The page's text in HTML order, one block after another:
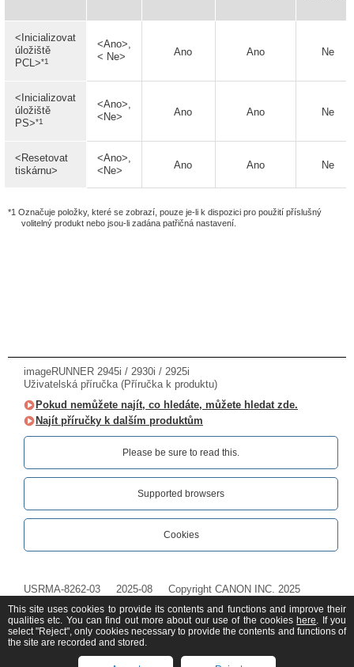
<Inicializovat
úložiště
PCL>*1
<Ano>,
< Ne>
Ano Ano Ne
<Inicializovat
úložiště
PS>*1
<Ano>,
<Ne>
Ano Ano Ne
<Resetovat
tiskárnu>
<Ano>,
<Ne>
Ano Ano Ne
*1 Označuje položky, které se zobrazí, pouze je-li k dispozici pro použití příslušný
volitelný produkt nebo jsou-li zadána patřičná nastavení.
imageRUNNER 2945i / 2930i / 2925i
Uživatelská příručka (Příručka k produktu)
Pokud nemůžete najít, co hledáte, můžete hledat zde.
Najít příručky k dalším produktům
Please be sure to read this.‎
Supported browsers
Cookies
USRMA-8262-03 2025-08 Copyright CANON INC. 2025
This site uses cookies to provide its contents and functions and improve their
qualities etc. You can find out more about our use of the cookies here. If you
select "Reject", only cookies necessary to provide the contents and functions of
the site are recorded and stored.